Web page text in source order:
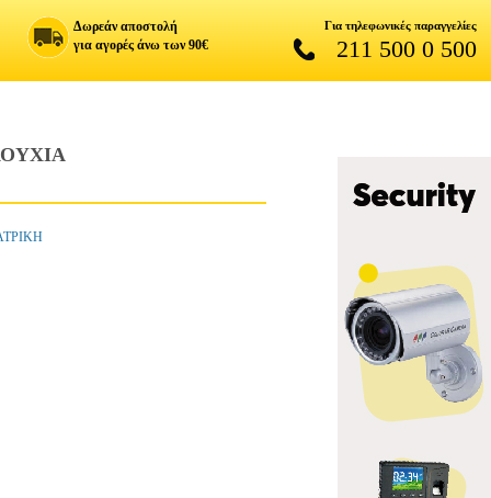
Δωρεάν αποστολή
για αγορές άνω των 90€
Για τηλεφωνικές παραγγελίες
211 500 0 500